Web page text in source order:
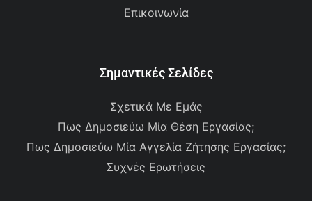
Επικοινωνία
Σημαντικές Σελίδες
Σχετικά Με Εμάς
Πως Δημοσιεύω Μία Θέση Εργασίας;
Πως Δημοσιεύω Μία Αγγελία Ζήτησης Εργασίας;
Συχνές Ερωτήσεις